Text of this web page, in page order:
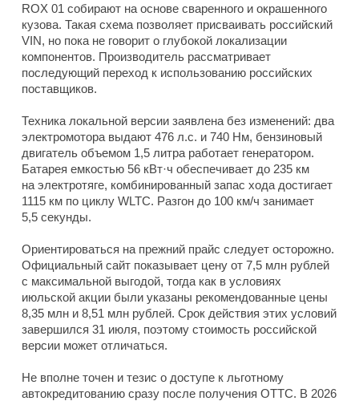
ROX 01 собирают на основе сваренного и окрашенного
кузова. Такая схема позволяет присваивать российский
VIN, но пока не говорит о глубокой локализации
компонентов. Производитель рассматривает
последующий переход к использованию российских
поставщиков.
Техника локальной версии заявлена без изменений: два
электромотора выдают 476 л.с. и 740 Нм, бензиновый
двигатель объемом 1,5 литра работает генератором.
Батарея емкостью 56 кВт·ч обеспечивает до 235 км
на электротяге, комбинированный запас хода достигает
1115 км по циклу WLTC. Разгон до 100 км/ч занимает
5,5 секунды.
Ориентироваться на прежний прайс следует осторожно.
Официальный сайт показывает цену от 7,5 млн рублей
с максимальной выгодой, тогда как в условиях
июльской акции были указаны рекомендованные цены
8,35 млн и 8,51 млн рублей. Срок действия этих условий
завершился 31 июля, поэтому стоимость российской
версии может отличаться.
Не вполне точен и тезис о доступе к льготному
автокредитованию сразу после получения ОТТС. В 2026